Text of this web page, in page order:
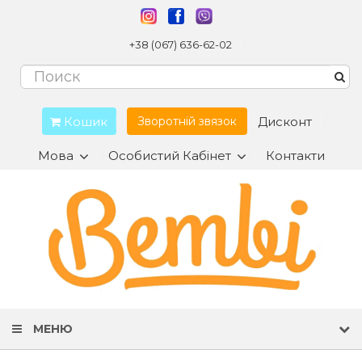
+38 (067) 636-62-02
Кошик Зворотній звязок Дисконт
Мова Особистий Кабінет Контакти
МЕНЮ